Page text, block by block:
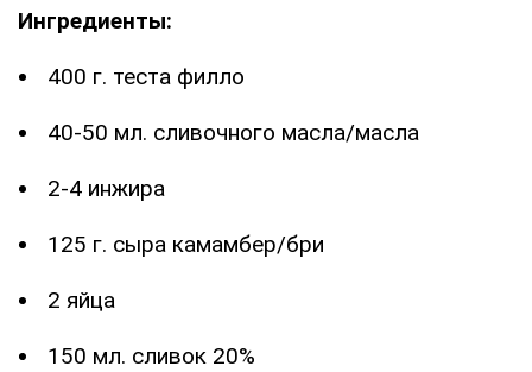
Ингредиенты:
400 г. теста филло
40-50 мл. сливочного масла/масла
2-4 инжира
125 г. сыра камамбер/бри
2 яйца
150 мл. сливок 20%